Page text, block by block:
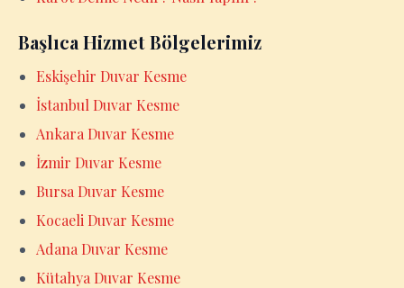
Başlıca Hizmet Bölgelerimiz
Eskişehir Duvar Kesme
İstanbul Duvar Kesme
Ankara Duvar Kesme
İzmir Duvar Kesme
Bursa Duvar Kesme
Kocaeli Duvar Kesme
Adana Duvar Kesme
Kütahya Duvar Kesme